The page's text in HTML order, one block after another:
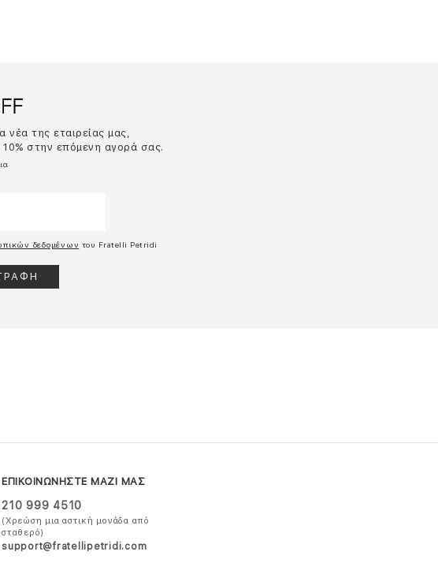
της εταιρείας μας,
στην επόμενη αγορά σας.
δεδομένων του Fratelli Petridi
ΕΠΙΚΟΙΝΩΝΗΣΤΕ ΜΑΖΙ ΜΑΣ
210 999 4510
(Χρεώση μια αστική μονάδα από
σταθερό)
support@fratellipetridi.com